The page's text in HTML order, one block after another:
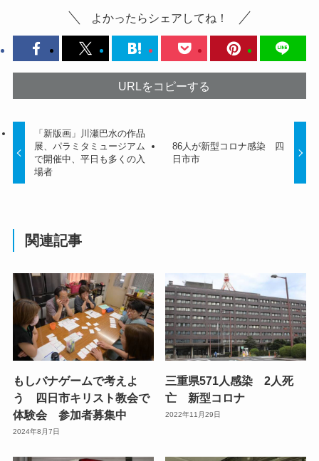
よかったらシェアしてね！
URLをコピーする
「新版画」川瀬巴水の作品
展、パラミタミュージアム
で開催中、平日も多くの入
場者
86人が新型コロナ感染 四
日市市
関連記事
もしバナゲームで考えよ
う 四日市キリスト教会で
体験会 参加者募集中
2024年8月7日
三重県571人感染 2人死
亡 新型コロナ
2022年11月29日